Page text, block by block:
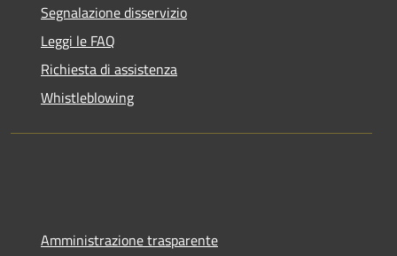
Segnalazione disservizio
Leggi le FAQ
Richiesta di assistenza
Whistleblowing
Amministrazione trasparente